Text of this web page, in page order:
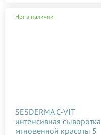
Нет в наличии
SESDERMA C-VIT
интенсивная сыворотка
мгновенной красоты 5